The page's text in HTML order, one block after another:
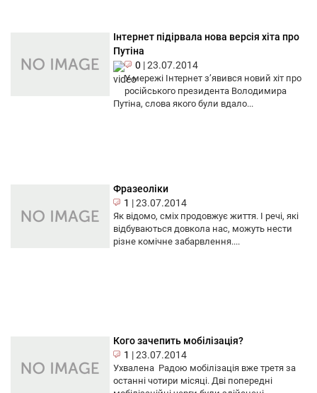
Інтернет підірвала нова версія хіта про
Путіна
0 |23.07.2014
У мережі Інтернет з’явився новий хіт про
російського президента Володимира
Путіна, слова якого були вдало...
Фразеоліки
1 |23.07.2014
Як відомо, сміх продовжує життя. І речі, які
відбуваються довкола нас, можуть нести
різне комічне забарвлення....
Кого зачепить мобілізація?
1 |23.07.2014
Ухвалена Радою мобілізація вже третя за
останні чотири місяці. Дві попередні